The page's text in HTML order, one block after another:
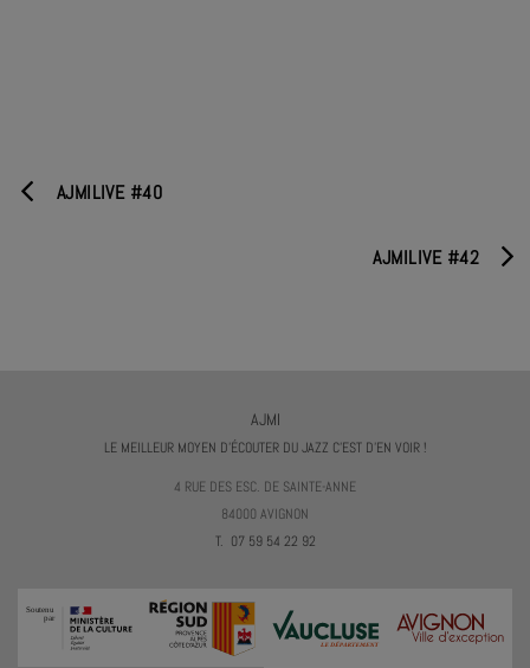
AJMILIVE #40
AJMILIVE #42
AJMI
LE MEILLEUR MOYEN D'ÉCOUTER DU JAZZ C'EST D'EN VOIR !
4 RUE DES ESC. DE SAINTE-ANNE
84000 AVIGNON
T. 07 59 54 22 92